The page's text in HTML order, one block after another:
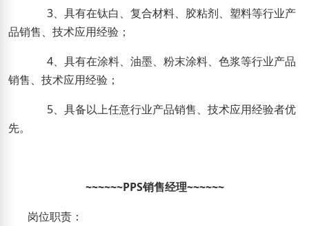
3、具有在钛白、复合材料、胶粘剂、塑料等行业产
品销售、技术应用经验；
4、具有在涂料、油墨、粉末涂料、色浆等行业产品
销售、技术应用经验；
5、具备以上任意行业产品销售、技术应用经验者优
先。
~~~~~~PPS销售经理~~~~~~
岗位职责：